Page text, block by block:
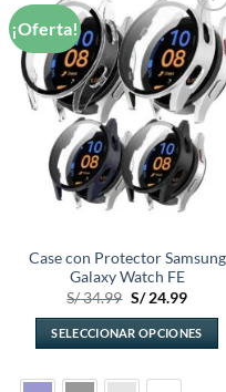
¡Oferta!
Añadir
a la
lista de
deseos
Case con Protector Samsung
Galaxy Watch FE
S/34.99 El
original
era:
S/ 34.99.
S/24.99El
actual
es:
S/
SELECCIONAR OPCIONES
producto